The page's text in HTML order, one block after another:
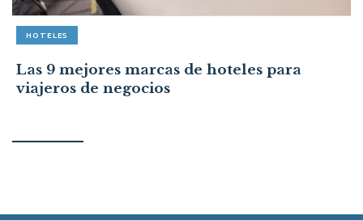
HOTELES
Las 9 mejores marcas de hoteles para
viajeros de negocios